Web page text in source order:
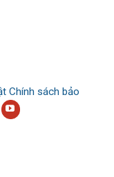
Chính sách bảo